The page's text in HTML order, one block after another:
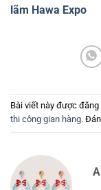
lãm Hawa Expo
Bài viết này được đăng
thi công gian hàng.